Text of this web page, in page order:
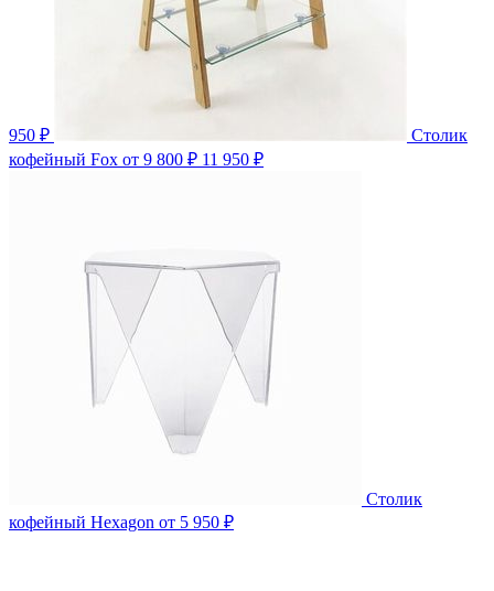
950 ₽
Столик
кофейный Fox от 9 800 ₽ 11 950 ₽
Столик
кофейный Hexagon от 5 950 ₽